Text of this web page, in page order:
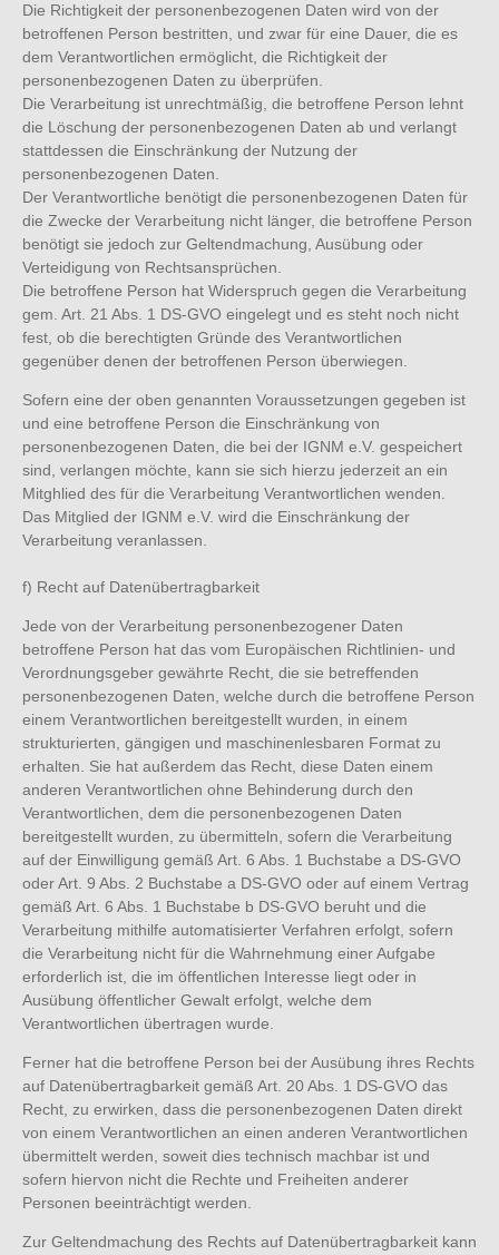
Die Richtigkeit der personenbezogenen Daten wird von der
betroffenen Person bestritten, und zwar für eine Dauer, die es
dem Verantwortlichen ermöglicht, die Richtigkeit der
personenbezogenen Daten zu überprüfen.
Die Verarbeitung ist unrechtmäßig, die betroffene Person lehnt
die Löschung der personenbezogenen Daten ab und verlangt
stattdessen die Einschränkung der Nutzung der
personenbezogenen Daten.
Der Verantwortliche benötigt die personenbezogenen Daten für
die Zwecke der Verarbeitung nicht länger, die betroffene Person
benötigt sie jedoch zur Geltendmachung, Ausübung oder
Verteidigung von Rechtsansprüchen.
Die betroffene Person hat Widerspruch gegen die Verarbeitung
gem. Art. 21 Abs. 1 DS-GVO eingelegt und es steht noch nicht
fest, ob die berechtigten Gründe des Verantwortlichen
gegenüber denen der betroffenen Person überwiegen.
Sofern eine der oben genannten Voraussetzungen gegeben ist
und eine betroffene Person die Einschränkung von
personenbezogenen Daten, die bei der IGNM e.V. gespeichert
sind, verlangen möchte, kann sie sich hierzu jederzeit an ein
Mitghlied des für die Verarbeitung Verantwortlichen wenden.
Das Mitglied der IGNM e.V. wird die Einschränkung der
Verarbeitung veranlassen.
f) Recht auf Datenübertragbarkeit
Jede von der Verarbeitung personenbezogener Daten
betroffene Person hat das vom Europäischen Richtlinien- und
Verordnungsgeber gewährte Recht, die sie betreffenden
personenbezogenen Daten, welche durch die betroffene Person
einem Verantwortlichen bereitgestellt wurden, in einem
strukturierten, gängigen und maschinenlesbaren Format zu
erhalten. Sie hat außerdem das Recht, diese Daten einem
anderen Verantwortlichen ohne Behinderung durch den
Verantwortlichen, dem die personenbezogenen Daten
bereitgestellt wurden, zu übermitteln, sofern die Verarbeitung
auf der Einwilligung gemäß Art. 6 Abs. 1 Buchstabe a DS-GVO
oder Art. 9 Abs. 2 Buchstabe a DS-GVO oder auf einem Vertrag
gemäß Art. 6 Abs. 1 Buchstabe b DS-GVO beruht und die
Verarbeitung mithilfe automatisierter Verfahren erfolgt, sofern
die Verarbeitung nicht für die Wahrnehmung einer Aufgabe
erforderlich ist, die im öffentlichen Interesse liegt oder in
Ausübung öffentlicher Gewalt erfolgt, welche dem
Verantwortlichen übertragen wurde.
Ferner hat die betroffene Person bei der Ausübung ihres Rechts
auf Datenübertragbarkeit gemäß Art. 20 Abs. 1 DS-GVO das
Recht, zu erwirken, dass die personenbezogenen Daten direkt
von einem Verantwortlichen an einen anderen Verantwortlichen
übermittelt werden, soweit dies technisch machbar ist und
sofern hiervon nicht die Rechte und Freiheiten anderer
Personen beeinträchtigt werden.
Zur Geltendmachung des Rechts auf Datenübertragbarkeit kann